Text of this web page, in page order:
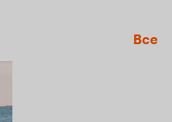
Все